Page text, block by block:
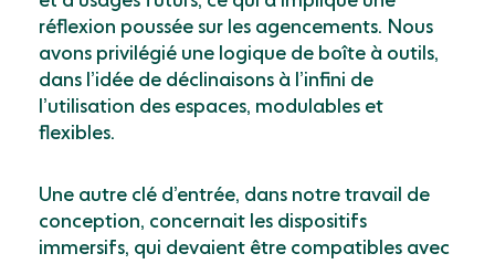
réflexion poussée sur les agencements. Nous
avons privilégié une logique de boîte à outils,
dans lʼidée de déclinaisons à lʼinfini de
lʼutilisation des espaces, modulables et
flexibles.
Une autre clé dʼentrée, dans notre travail de
conception, concernait les dispositifs
immersifs, qui devaient être compatibles avec